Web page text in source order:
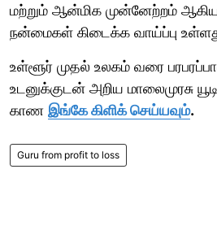
மற்றும் ஆன்மிக முன்னேற்றம்
நன்மைகள் கிடைக்க வாய்ப்பு
உள்ளூர் முதல் உலகம் வரை
உடனுக்குடன் அறிய மாலைமுரசு
காண இங்கே கிளிக் செய்யவும்.
Guru from profit to loss